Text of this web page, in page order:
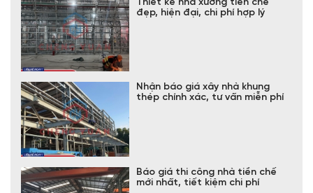
Thiết kế nhà xưởng tiền chế
đẹp, hiện đại, chi phí hợp lý
Nhận báo giá xây nhà khung
thép chính xác, tư vấn miễn phí
Báo giá thi công nhà tiền chế
mới nhất, tiết kiệm chi phí